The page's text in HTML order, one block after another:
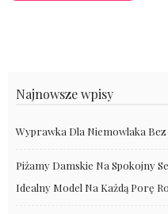
Najnowsze wpisy
Wyprawka Dla Niemowlaka
Piżamy Damskie Na Spokojny
Idealny Model Na Każdą Porę